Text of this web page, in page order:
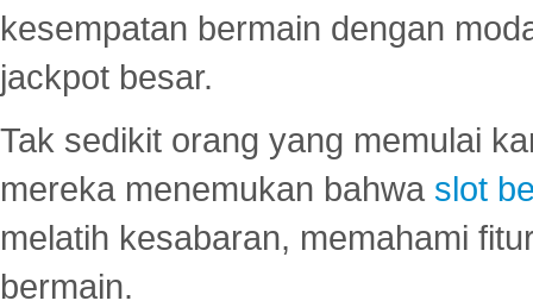
kesempatan bermain dengan
jackpot besar.
Tak sedikit orang yang memulai
mereka menemukan bahwa slot
melatih kesabaran, memahami
bermain.